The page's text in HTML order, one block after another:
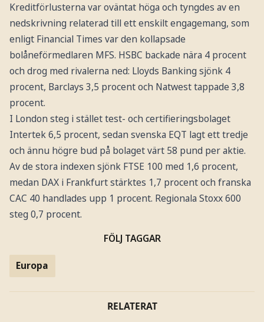
Kreditförlusterna var oväntat höga och tyngdes av en
nedskrivning relaterad till ett enskilt engagemang, som
enligt Financial Times var den kollapsade
bolåneförmedlaren MFS. HSBC backade nära 4 procent
och drog med rivalerna ned: Lloyds Banking sjönk 4
procent, Barclays 3,5 procent och Natwest tappade 3,8
procent.
I London steg i stället test- och certifieringsbolaget
Intertek 6,5 procent, sedan svenska EQT lagt ett tredje
och ännu högre bud på bolaget värt 58 pund per aktie.
Av de stora indexen sjönk FTSE 100 med 1,6 procent,
medan DAX i Frankfurt stärktes 1,7 procent och franska
CAC 40 handlades upp 1 procent. Regionala Stoxx 600
steg 0,7 procent.
FÖLJ TAGGAR
Europa
RELATERAT